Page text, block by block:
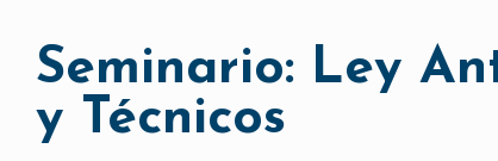
Seminario: Ley
y Técnicos